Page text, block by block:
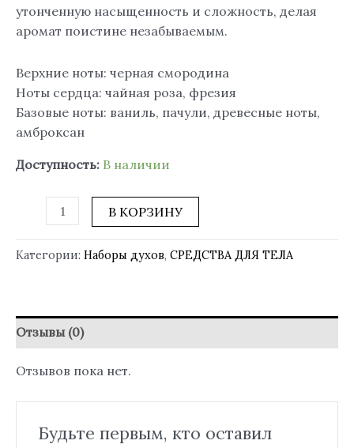
утонченную насыщенность и сложность, делая
аромат поистине незабываемым.
Верхние ноты: черная смородина
Ноты сердца: чайная роза, фрезия
Базовые ноты: ваниль, пачули, древесные ноты,
амброксан
Доступность: В наличии
В КОРЗИНУ
Категории: Наборы духов, СРЕДСТВА ДЛЯ ТЕЛА
Отзывы (0)
Отзывов пока нет.
Будьте первым, кто оставил